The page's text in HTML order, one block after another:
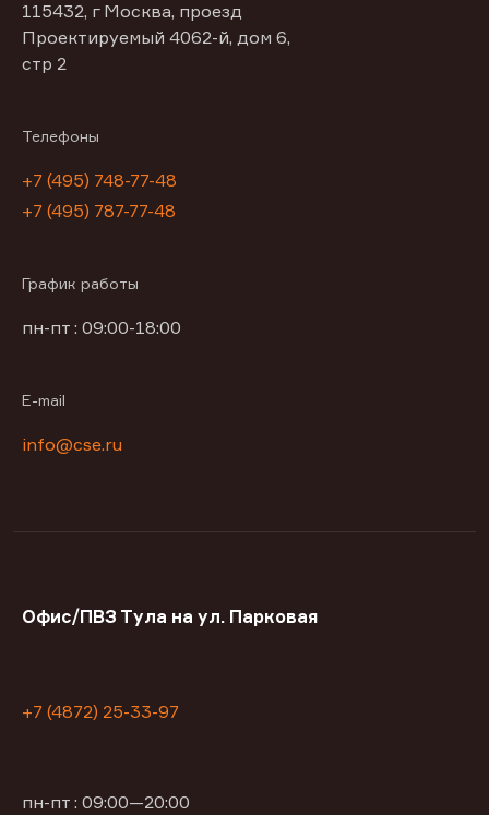
115432, г Москва, проезд
Проектируемый 4062-й, дом 6,
стр 2
Телефоны
+7 (495) 748-77-48
+7 (495) 787-77-48
График работы
пн-пт : 09:00-18:00
E-mail
info@cse.ru
Офис/ПВЗ Тула на ул. Парковая
+7 (4872) 25-33-97
пн-пт : 09:00—20:00